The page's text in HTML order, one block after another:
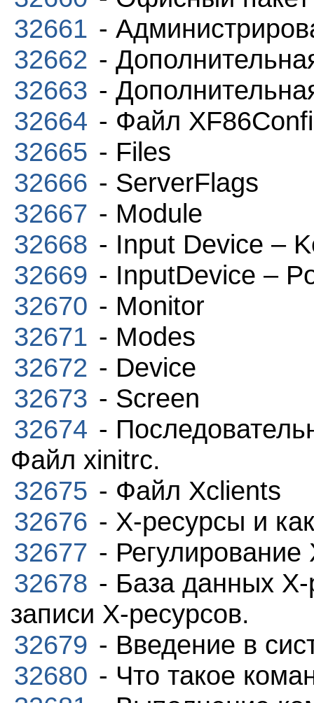
32661 -
32662 -
32663 -
32664 - Файл
32665 - Files
32666 - ServerFlags
32667 - Module
32668 - Input Device –
32669 - InputDevice –
32670 - Monitor
32671 - Modes
32672 - Device
32673 - Screen
32674 -
Файл xinitrc.
32675 - Файл Xclients
32676 - Х-ресурсы и
32677 -
32678 - База данных
записи Х-ресурсов.
32679 - Введение в
32680 - Что такое